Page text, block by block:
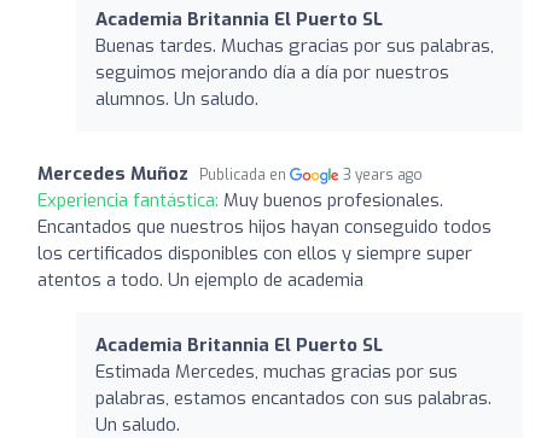
Academia Britannia El Puerto SL
Buenas tardes. Muchas gracias por sus palabras,
seguimos mejorando día a día por nuestros
alumnos. Un saludo.
Mercedes Muñoz Publicada en 3 years ago
Experiencia fantástica: Muy buenos profesionales.
Encantados que nuestros hijos hayan conseguido todos
los certificados disponibles con ellos y siempre super
atentos a todo. Un ejemplo de academia
Academia Britannia El Puerto SL
Estimada Mercedes, muchas gracias por sus
palabras, estamos encantados con sus palabras.
Un saludo.